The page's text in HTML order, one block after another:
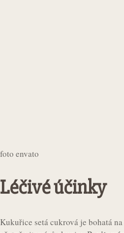
foto envato
Léčivé účinky
Kukuřice setá cukrová je bohatá na